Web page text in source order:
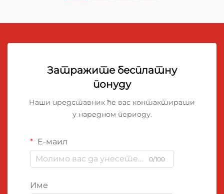
Затражите бесплатну
понуду
Наши представник ће вас контактирати
у наредном периоду.
Е-маил
0/100
Име